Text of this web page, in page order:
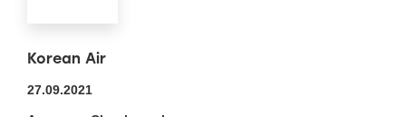
Korean Air
27.09.2021